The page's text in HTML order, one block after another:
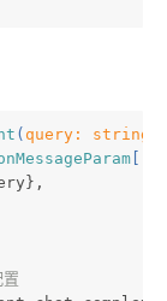
( query: string